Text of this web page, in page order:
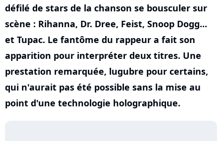
défilé de stars de la chanson se bousculer sur
scène : Rihanna, Dr. Dree, Feist, Snoop Dogg...
et Tupac. Le fantôme du rappeur a fait son
apparition pour interpréter deux titres. Une
prestation remarquée, lugubre pour certains,
qui n'aurait pas été possible sans la mise au
point d'une technologie holographique.